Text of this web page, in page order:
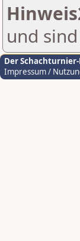
und
Der
Impressum /